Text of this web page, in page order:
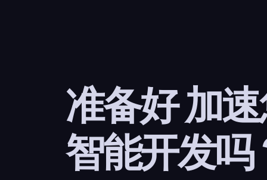
准备好 加
智能开发吗